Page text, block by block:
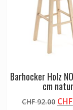
Barhocker Holz
cm natur
CHF92.00 CHF